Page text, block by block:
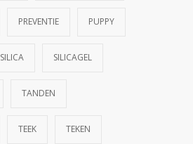
PREVENTIE PUPPY
SILICA SILICAGEL
TANDEN
TEEK TEKEN